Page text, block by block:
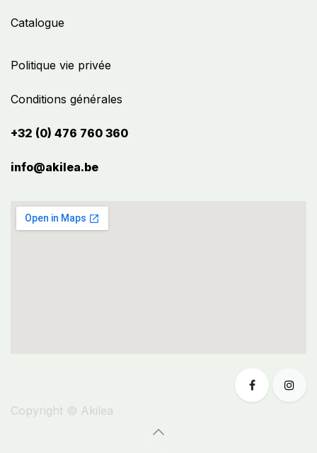
Politique vie privée
Conditions générales
+32 (0) 476 760 360
info@akilea.be​
Catalogue
Copyright © Akilea